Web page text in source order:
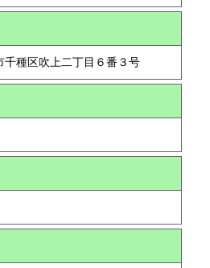
種区吹上二丁目６番３号